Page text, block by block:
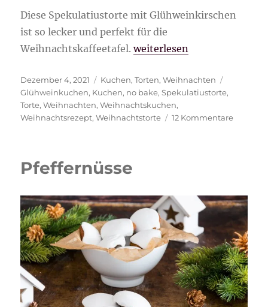
Diese Spekulatiustorte mit Glühweinkirschen
ist so lecker und perfekt für die
Weihnachtskaffeetafel.„Spekulatiustorte mit
weiterlesen
Veröffentlicht
am
Dezember 4, 2021 Kategorien
Kuchen,Torten,Weihnachten
Glühweinkuchen, Kuchen, no bake,Spekulatiustorte,
Torte,Weihnachten,Weihnachtskuchen,
Weihnachtsrezept,Weihnachtstorte 12 Kommentarezu
Pfeffernüsse